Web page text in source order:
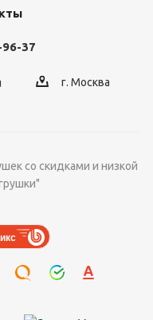
37
г. Москва
со скидками и низкой